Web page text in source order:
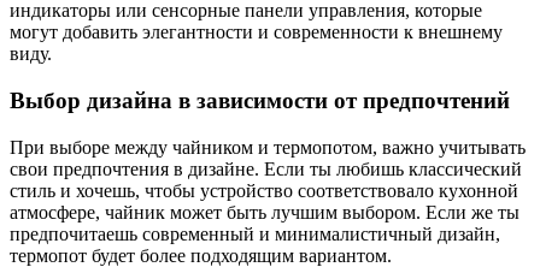
индикаторы или сенсорные панели управления, которые
могут добавить элегантности и современности к внешнему
виду.
Выбор дизайна в зависимости от предпочтений
При выборе между чайником и термопотом, важно учитывать
свои предпочтения в дизайне. Если ты любишь классический
стиль и хочешь, чтобы устройство соответствовало кухонной
атмосфере, чайник может быть лучшим выбором. Если же ты
предпочитаешь современный и минималистичный дизайн,
термопот будет более подходящим вариантом.